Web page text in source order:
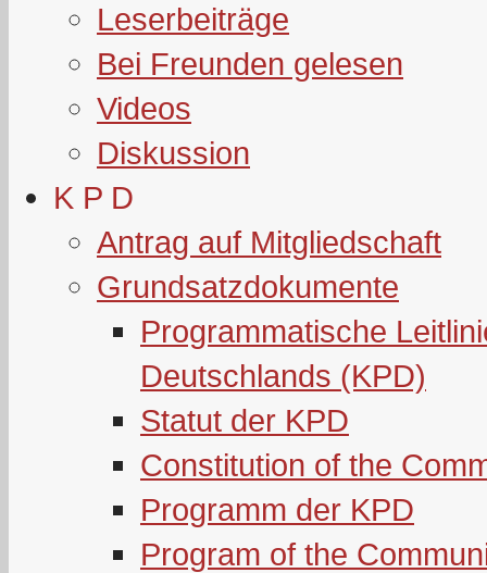
Leserbeiträge
Bei Freunden gelesen
Videos
Diskussion
K P D
Antrag auf Mitgliedschaft
Grundsatzdokumente
Programmatische
Deutschlands (KPD)
Statut der KPD
Constitution of the
Programm der KPD
Program of the